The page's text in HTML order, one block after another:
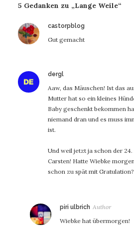
5 Gedanken zu „Lange Weile“
castorpblog
Gut gemacht
derglsagt:
Aaw, das Mäuschen! Ist das
Mutter hat so ein kleines
Baby geschenkt bekommen
niemand dran und es muss
ist.
Und weil jetzt ja schon der
Carsten! Hatte Wiebke
schon zu spät mit Gratulation?
piri ulbrich sagt:
Wiebke hat übermorgen!